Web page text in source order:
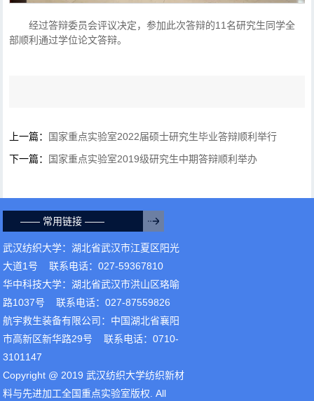
经过答辩委员会评议决定，参加此次答辩的11名研究生同学全
部顺利通过学位论文答辩。
上一篇：
国家重点实验室2022届硕士研究生毕业答辩顺利举行
下一篇：
国家重点实验室2019级研究生中期答辩顺利举办
—— 常用链接 ——
武汉纺织大学：湖北省武汉市江夏区阳光
大道1号 联系电话：027-59367810
华中科技大学：湖北省武汉市洪山区珞喻
路1037号 联系电话：027-87559826
航宇救生装备有限公司：中国湖北省襄阳
市高新区新华路29号 联系电话：0710-
3101147
Copyright @ 2019 武汉纺织大学纺织新材
料与先进加工全国重点实验室版权. All